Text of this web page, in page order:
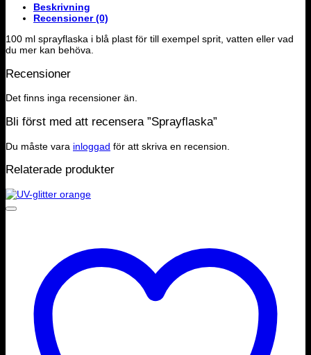
Beskrivning
Recensioner (0)
100 ml sprayflaska i blå plast för till exempel sprit, vatten eller vad
du mer kan behöva.
Recensioner
Det finns inga recensioner än.
Bli först med att recensera ”Sprayflaska”
Du måste vara inloggad för att skriva en recension.
Relaterade produkter